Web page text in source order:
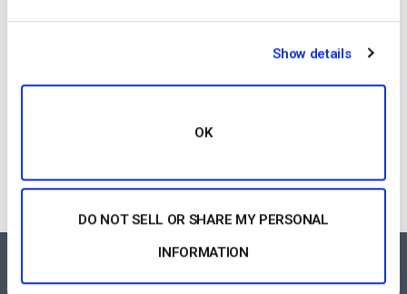
Show details
OK
DO NOT SELL OR SHARE MY PERSONAL
INFORMATION
July 31, 2026